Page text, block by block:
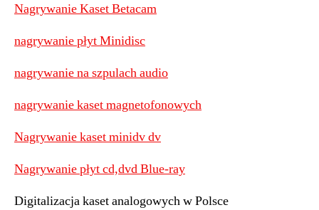
Nagrywanie Kaset Betacam
nagrywanie płyt Minidisc
nagrywanie na szpulach audio
nagrywanie kaset magnetofonowych
Nagrywanie kaset minidv dv
Nagrywanie płyt cd,dvd Blue-ray
Digitalizacja kaset analogowych w Polsce